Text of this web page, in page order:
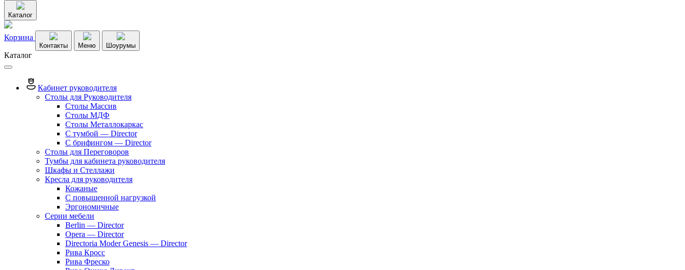
Каталог
Корзина
Контакты Меню Шоурумы
Каталог
Кабинет руководителя
Столы для Руководителя
Столы Массив
Столы МДФ
Столы Металлокаркас
С тумбой — Director
C брифингом — Director
Столы для Переговоров
Тумбы для кабинета руководителя
Шкафы и Стеллажи
Кресла для руководителя
Кожаные
С повышенной нагрузкой
Эргономичные
Серии мебели
Berlin — Director
Opera — Director
Directoria Moder Genesis — Director
Рива Кросс
Рива Фреско